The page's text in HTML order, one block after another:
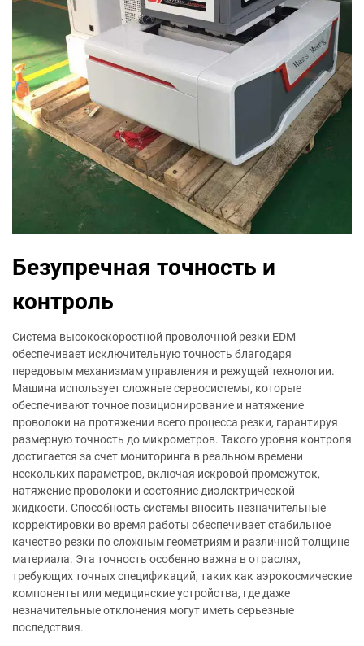
Безупречная точность и
контроль
Система высокоскоростной проволочной резки EDM
обеспечивает исключительную точность благодаря
передовым механизмам управления и режущей технологии.
Машина использует сложные сервосистемы, которые
обеспечивают точное позиционирование и натяжение
проволоки на протяжении всего процесса резки, гарантируя
размерную точность до микрометров. Такого уровня контроля
достигается за счет мониторинга в реальном времени
нескольких параметров, включая искровой промежуток,
натяжение проволоки и состояние диэлектрической
жидкости. Способность системы вносить незначительные
корректировки во время работы обеспечивает стабильное
качество резки по сложным геометриям и различной толщине
материала. Эта точность особенно важна в отраслях,
требующих точных спецификаций, таких как аэрокосмические
компоненты или медицинские устройства, где даже
незначительные отклонения могут иметь серьезные
последствия.